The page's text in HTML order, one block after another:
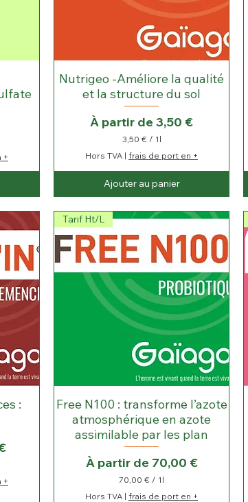
+
Nutrigeo -Améliore la qualité
et la structure du sol
À partir de 3,50 €
Prix promotionnel
3,50 € / 1l
,
5
0
p
i
e
Hors TVA | frais de port en +
Ajouter au panier
:
+
Tarif Ht/L
Free N100 : transforme l’azote
atmosphérique en azote
assimilable par les plan
À partir de 70,00 €
Prix promotionnel
70,00 € / 1l
Hors TVA | frais de port en +